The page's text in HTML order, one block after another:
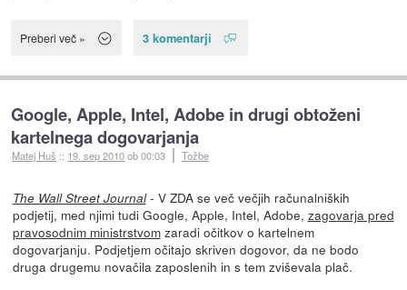
Preberi več » 3 komentarji
Google, Apple, Intel, Adobe in drugi obtoženi
kartelnega dogovarjanja
Matej Huš :: 19. sep 2010ob 00:03 Tožbe
The Wall Street Journal- V ZDA se več večjih računalniških
podjetij, med njimi tudi Google, Apple, Intel, Adobe, zagovarja pred
pravosodnim ministrstvomzaradi očitkov o kartelnem
dogovarjanju. Podjetjem očitajo skriven dogovor, da ne bodo
druga drugemu novačila zaposlenih in s tem zviševala plač.